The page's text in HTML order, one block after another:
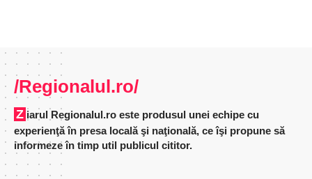
/Regionalul.ro/
Ziarul Regionalul.ro este produsul unei echipe cu
experienţă în presa locală şi naţională, ce îşi propune să
informeze în timp util publicul cititor.